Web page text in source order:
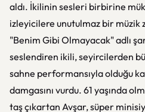
aldı. İkilinin sesleri birbirine
izleyicilere unutulmaz bir müzik
"Benim Gibi Olmayacak" adlı
seslendiren ikili, seyircilerden
sahne performansıyla olduğu
damgasını vurdu. 61 yaşında
taş çıkartan Avşar, süper